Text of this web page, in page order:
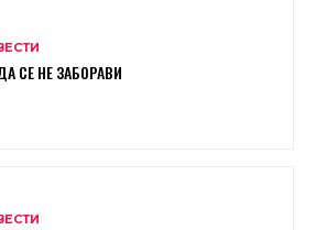
СЕ НЕ ЗАБОРАВИ